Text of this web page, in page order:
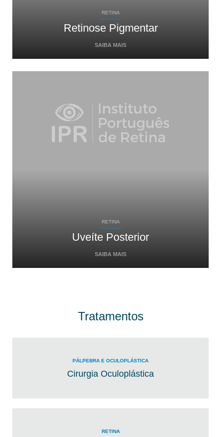
RETINA
Retinose Pigmentar
SAIBA MAIS
RETINA
Uveíte Posterior
SAIBA MAIS
Tratamentos
PÁLPEBRA E OCULOPLÁSTICA
Cirurgia Oculoplástica
RETINA